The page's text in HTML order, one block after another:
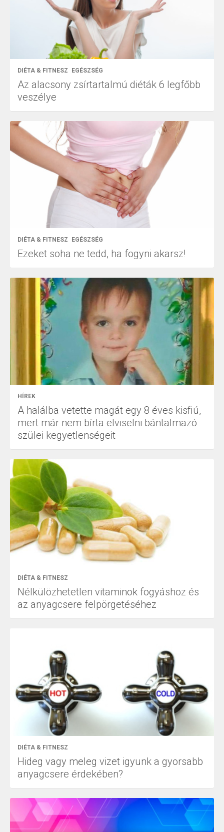
DIÉTA & FITNESZ EGÉSZSÉG
Az alacsony zsírtartalmú diéták 6 legfőbb
veszélye
DIÉTA & FITNESZ EGÉSZSÉG
Ezeket soha ne tedd, ha fogyni akarsz!
HÍREK
A halálba vetette magát egy 8 éves kisfiú,
mert már nem bírta elviselni bántalmazó
szülei kegyetlenségeit
DIÉTA & FITNESZ
Nélkülözhetetlen vitaminok fogyáshoz és
az anyagcsere felpörgetéséhez
DIÉTA & FITNESZ
Hideg vagy meleg vizet igyunk a gyorsabb
anyagcsere érdekében?